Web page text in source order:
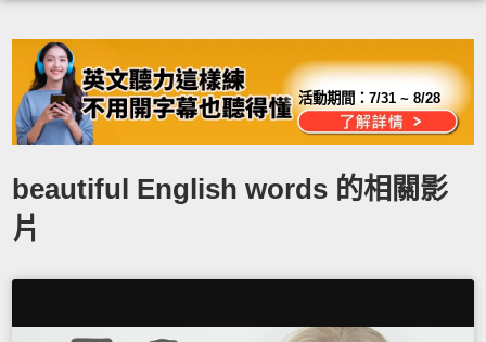
活動期間：7/31 ~ 8/28
beautiful English words 的相關影
片